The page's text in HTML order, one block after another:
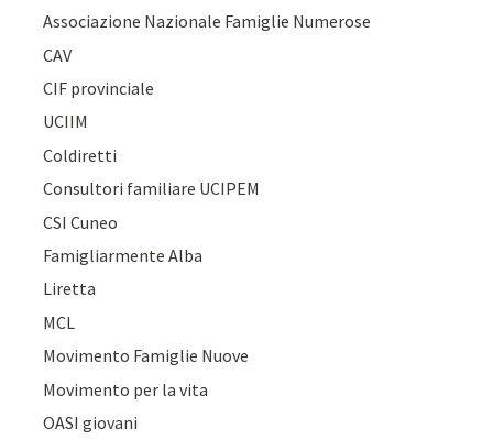
Associazione Nazionale Famiglie Numerose
CAV
CIF provinciale
UCIIM
Coldiretti
Consultori familiare UCIPEM
CSI Cuneo
Famigliarmente Alba
Liretta
MCL
Movimento Famiglie Nuove
Movimento per la vita
OASI giovani